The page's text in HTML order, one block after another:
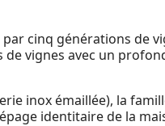
cinq générations de
vignes avec un
inox émaillée), la
identitaire de la